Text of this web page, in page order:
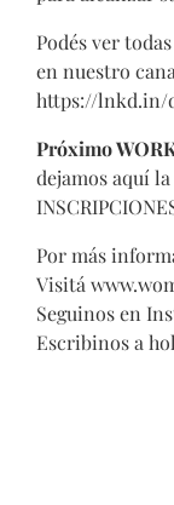
Podés ver
en nuestro
https://lnkd.in/
Próximo
dejamos aquí
Por más
Visitá
Seguinos en
Escribinos a